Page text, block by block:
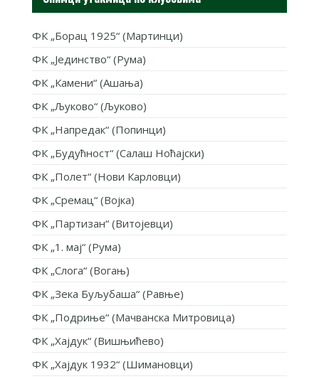
ФК „Борац 1925“ (Мартинци)
ФК „Јединство“ (Рума)
ФК „Камени“ (Ашања)
ФК „Љуково“ (Љуково)
ФК „Напредак“ (Попинци)
ФК „Будућност“ (Салаш Ноћајски)
ФК „Полет“ (Нови Карловци)
ФК „Сремац“ (Војка)
ФК „Партизан“ (Витојевци)
ФК „1. мај“ (Рума)
ФК „Слога“ (Вогањ)
ФК „Зека Буљубаша“ (Равње)
ФК „Подриње“ (Мачванска Митровица)
ФК „Хајдук“ (Вишњићево)
ФК „Хајдук 1932“ (Шимановци)